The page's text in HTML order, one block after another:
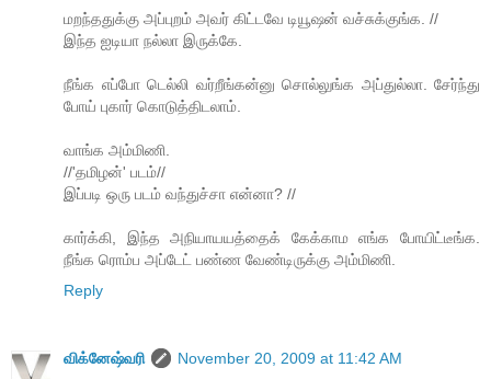
மறந்ததுக்கு அப்புறம் அவர் கிட்டவே டியூஷன் வச்சுக்குங்க. //
இந்த ஐடியா நல்லா இருக்கே.
நீங்க எப்போ டெல்லி வர்றீங்கன்னு சொல்லுங்க அப்துல்லா. சேர்ந்து
போய் புகார் கொடுத்திடலாம்.
வாங்க அம்மிணி.
//'தமிழன்' படம்//
இப்படி ஒரு படம் வந்துச்சா என்னா? //
கார்க்கி, இந்த அநியாயயத்தைக் கேக்காம எங்க போயிட்டீங்க.
நீங்க ரொம்ப அப்டேட் பண்ண வேண்டிருக்கு அம்மிணி.
Reply
விக்னேஷ்வரி
November 20, 2009 at 11:42 AM